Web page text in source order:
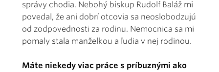
správy chodia. Nebohý biskup Rudolf Baláž mi
povedal, že ani dobrí otcovia sa neoslobodzujú
od zodpovednosti za rodinu. Nemocnica sa mi
pomaly stala manželkou a ľudia v nej rodinou.
Máte niekedy viac práce s príbuznými ako